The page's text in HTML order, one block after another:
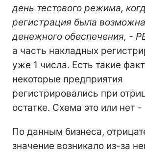
день тестового режима,
регистрация была
денежного обеспечения, -
а часть накладных
уже 1 числа. Есть такие
некоторые предприятия
регистрировались при
остатке. Схема это или нет -
По данным бизнеса,
значение возникало из-за